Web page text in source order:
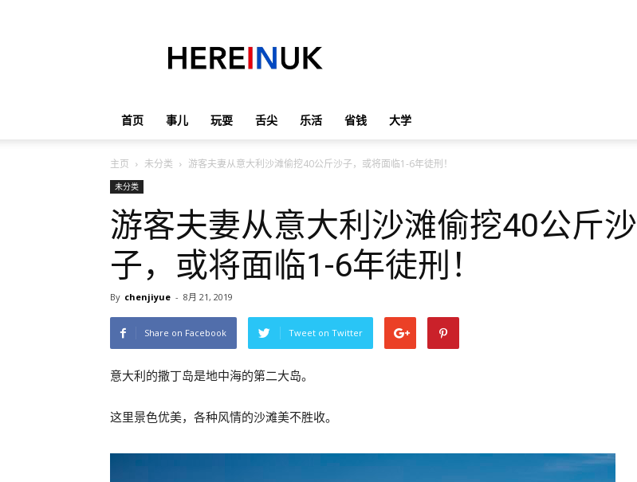
首页 事儿 玩耍 舌尖 乐活 省钱 大学
主页 未分类 游客夫妻从意大利沙滩偷挖40公斤沙子，或将面临1-6年徒刑！
未分类
游客夫妻从意大利沙滩偷挖40公斤沙
子，或将面临1-6年徒刑！
By chenjiyue - 8月 21, 2019
Share on Facebook Tweet on Twitter
意大利的撒丁岛是地中海的第二大岛。
这里景色优美，各种风情的沙滩美不胜收。